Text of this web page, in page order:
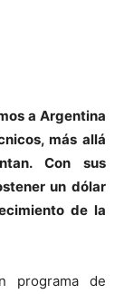
a Argentina
más allá
Con sus
un dólar
de la
programa de